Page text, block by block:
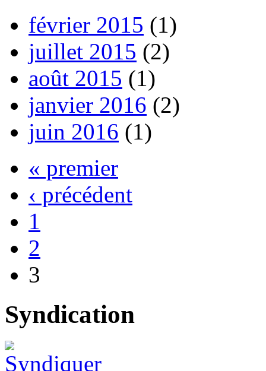
février 2015 (1)
juillet 2015 (2)
août 2015 (1)
janvier 2016 (2)
juin 2016 (1)
« premier
‹ précédent
1
2
3
Syndication